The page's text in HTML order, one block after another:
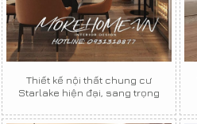
Thiết kế nội thất chung cư
Starlake hiện đại, sang trọng